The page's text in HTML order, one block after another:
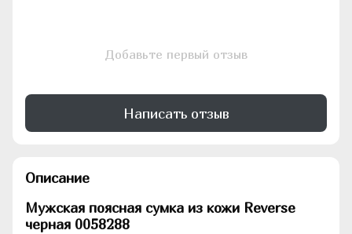
Добавьте первый отзыв
Написать отзыв
Описание
Мужская поясная сумка из кожи Reverse
черная 0058288